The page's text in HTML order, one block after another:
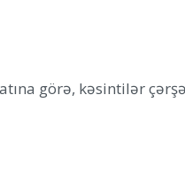
görə, kəsintilər